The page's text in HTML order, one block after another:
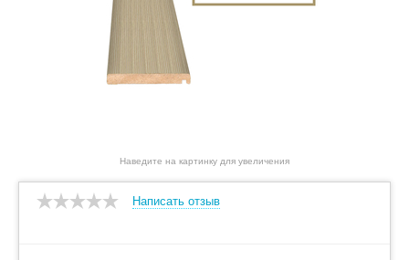
Наведите на картинку для увеличения
Написать отзыв